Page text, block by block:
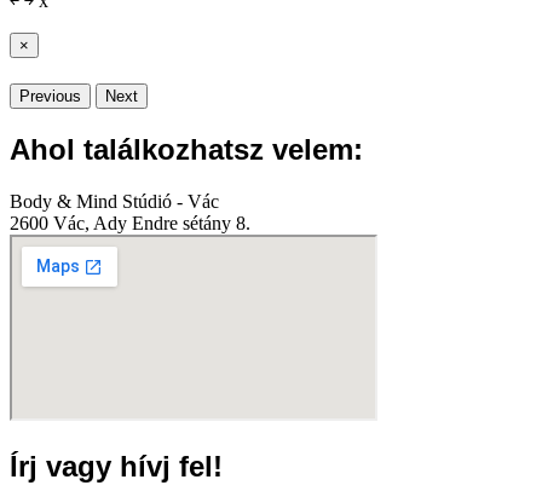
×
Previous Next
Ahol találkozhatsz velem:
Body & Mind Stúdió - Vác
2600 Vác, Ady Endre sétány 8.
Írj vagy hívj fel!